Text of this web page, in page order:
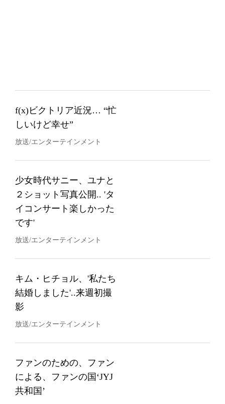
f(x)ビクトリア近況… “忙
しいけど幸せ”
放送/エンターテインメント
少女時代サニー、ユナと
２ショット写真公開.. 'タ
イコンサート楽しかった
です'
放送/エンターテインメント
キム・ヒチョル、'私たち
結婚しました'..来週初撮
影
放送/エンターテインメント
ファンのための、ファン
による、ファンの国‘JYJ
共和国’